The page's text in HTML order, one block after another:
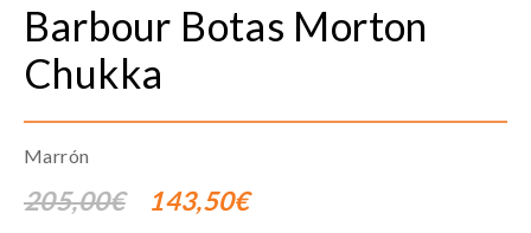
Barbour Botas Morton
Chukka
Marrón
205,00€ 143,50€